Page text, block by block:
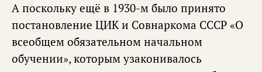
А поскольку ещё в 1930-м было принято
постановление ЦИК и Совнаркома СССР «О
всеобщем обязательном начальном
обучении», которым узаконивалось